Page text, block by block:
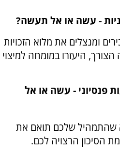
ומנצלים את מלוא הזכויות
היעזרו במומחה למיצוי
פנסיוני - עשה או אל
שהתמהיל שלכם תואם את
הסיכון הרצויה לכם.